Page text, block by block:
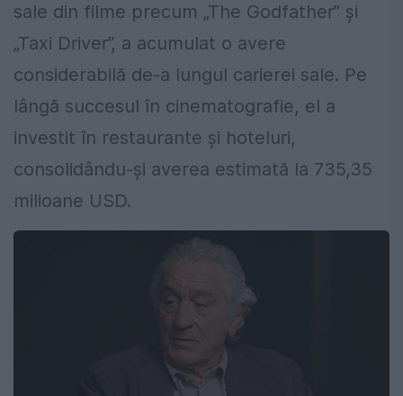
sale din filme precum „The Godfather” și
„Taxi Driver”, a acumulat o avere
considerabilă de-a lungul carierei sale. Pe
lângă succesul în cinematografie, el a
investit în restaurante și hoteluri,
consolidându-și averea estimată la 735,35
milioane USD.